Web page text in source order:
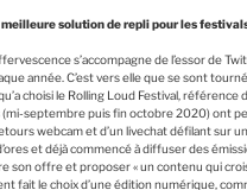
solution de repli pour les
s’accompagne de l’essor de
année. C’est vers elle que se sont
choisi le Rolling Loud Festival,
septembre puis fin octobre 2020) ont
webcam et d’un livechat défilant sur
et déjà commencé à diffuser des
son offre et proposer « un contenu qui
fait le choix d’une édition numérique,